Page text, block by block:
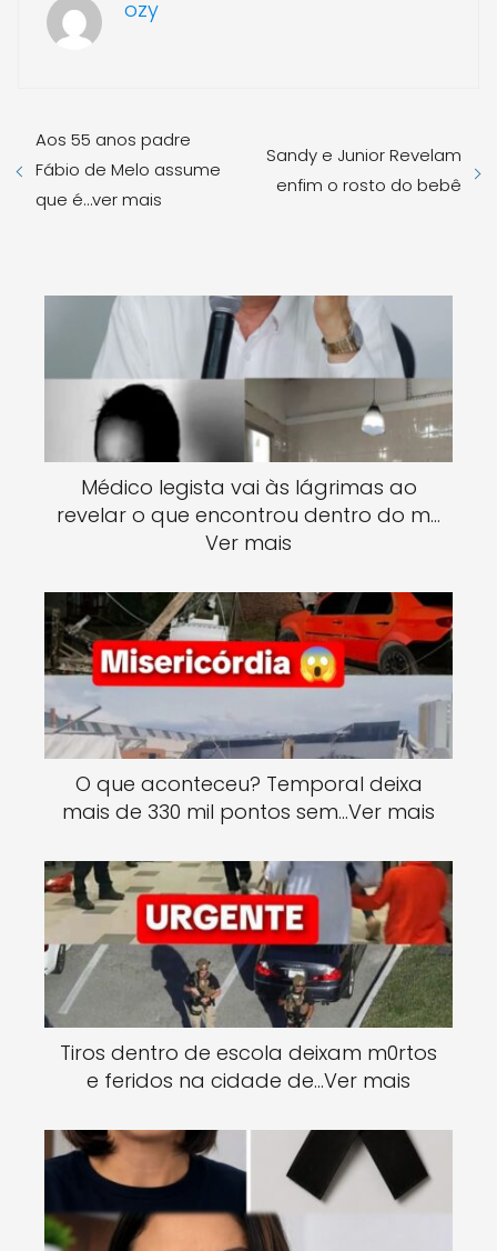
ozy
Aos 55 anos padre
Fábio de Melo assume
que é…ver mais
Sandy e Junior Revelam
enfim o rosto do bebê
Médico legista vai às lágrimas ao
revelar o que encontrou dentro do m…
Ver mais
O que aconteceu? Temporal deixa
mais de 330 mil pontos sem…Ver mais
Tiros dentro de escola deixam m0rtos
e feridos na cidade de…Ver mais